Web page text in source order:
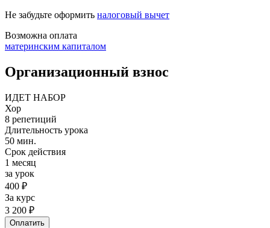
Не забудьте оформить налоговый вычет
Возможна оплата
материнским капиталом
Организационный взнос
ИДЕТ НАБОР
Хор
8 репетиций
Длительность урока
50 мин.
Срок действия
1 месяц
за урок
400 ₽
За курс
3 200 ₽
Оплатить